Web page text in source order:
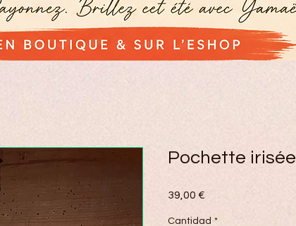
Pochette irisée
39,00 €
Cantidad *